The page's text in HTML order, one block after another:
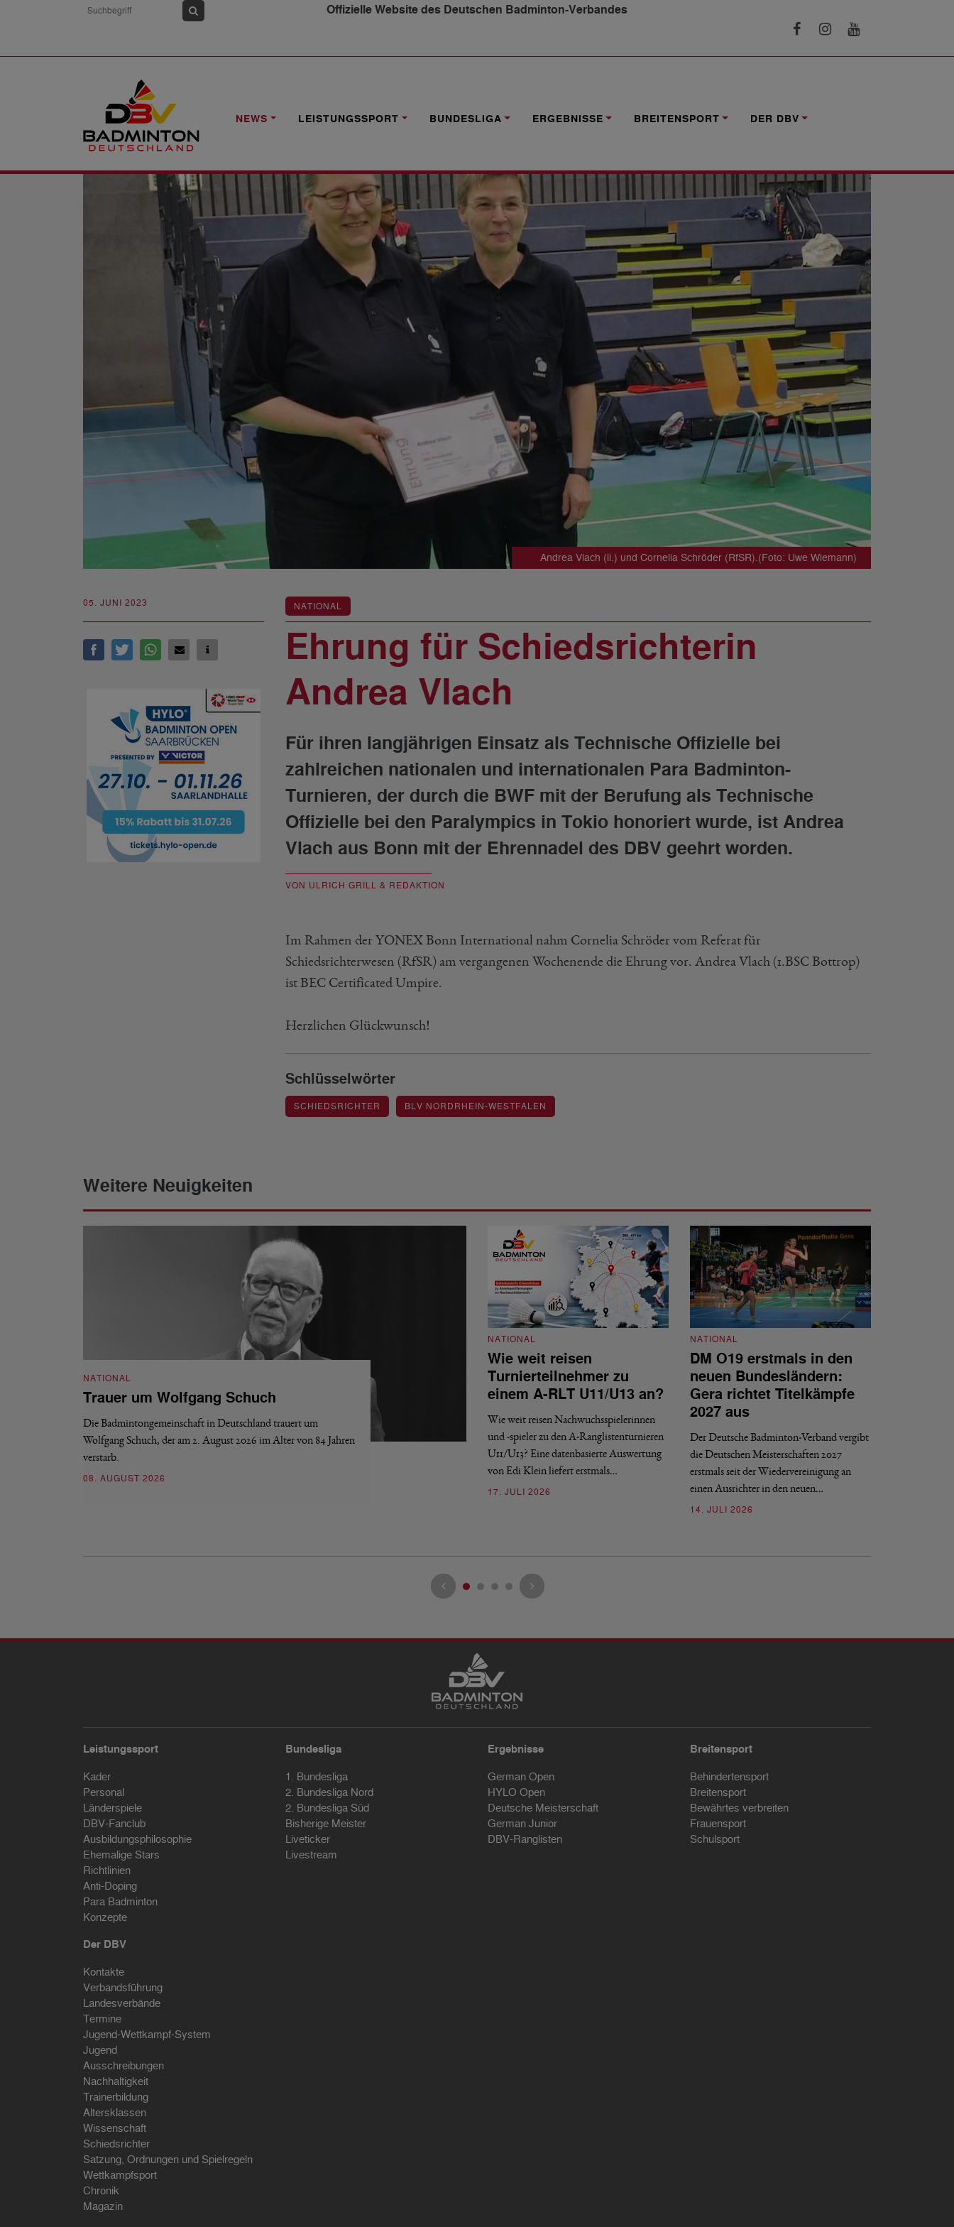
Offizielle Website des Deutschen Badminton-Verbandes
NEWS LEISTUNGSSPORT BUNDESLIGA ERGEBNISSE BREITENSPORT DER DBV
NEWS
Andrea Vlach (li.) und Cornelia Schröder (RfSR).(Foto: Uwe Wiemann)
05. JUNI 2023 NATIONAL
Ehrung für Schiedsrichterin
Andrea Vlach
Für ihren langjährigen Einsatz als Technische Offizielle bei
zahlreichen nationalen und internationalen Para Badminton-
Turnieren, der durch die BWF mit der Berufung als Technische
Offizielle bei den Paralympics in Tokio honoriert wurde, ist Andrea
Vlach aus Bonn mit der Ehrennadel des DBV geehrt worden.
VON ULRICH GRILL & REDAKTION
Im Rahmen der YONEX Bonn International nahm Cornelia Schröder vom Referat für
Schiedsrichterwesen (RfSR) am vergangenen Wochenende die Ehrung vor. Andrea Vlach (1.BSC Bottrop)
ist BEC Certificated Umpire.
Herzlichen Glückwunsch!
Schlüsselwörter
SCHIEDSRICHTER BLV NORDRHEIN-WESTFALEN
Weitere Neuigkeiten
NATIONAL
Trauer um Wolfgang Schuch
Die Badmintongemeinschaft in Deutschland trauert um
Wolfgang Schuch, der am 2. August 2026 im Alter von 84 Jahren
verstarb.
08. AUGUST 2026
NATIONAL
Wie weit reisen
Turnierteilnehmer zu
einem A-RLT U11/U13 an?
Wie weit reisen Nachwuchsspielerinnen
und -spieler zu den A-Ranglistenturnieren
U11/U13? Eine datenbasierte Auswertung
von Edi Klein liefert erstmals…
17. JULI 2026
NATIONAL
DM O19 erstmals in den
neuen Bundesländern:
Gera richtet Titelkämpfe
2027 aus
Der Deutsche Badminton-Verband vergibt
die Deutschen Meisterschaften 2027
erstmals seit der Wiedervereinigung an
einen Ausrichter in den neuen…
14. JULI 2026
Leistungssport
Kader
Personal
Länderspiele
DBV-Fanclub
Ausbildungsphilosophie
Ehemalige Stars
Richtlinien
Anti-Doping
Para Badminton
Konzepte
Bundesliga
1. Bundesliga
2. Bundesliga Nord
2. Bundesliga Süd
Bisherige Meister
Liveticker
Livestream
Ergebnisse
German Open
HYLO Open
Deutsche Meisterschaft
German Junior
DBV-Ranglisten
Breitensport
Behindertensport
Breitensport
Bewährtes verbreiten
Frauensport
Schulsport
Der DBV
Kontakte
Verbandsführung
Landesverbände
Termine
Jugend-Wettkampf-System
Jugend
Ausschreibungen
Nachhaltigkeit
Trainerbildung
Altersklassen
Wissenschaft
Schiedsrichter
Satzung, Ordnungen und Spielregeln
Wettkampfsport
Chronik
Magazin